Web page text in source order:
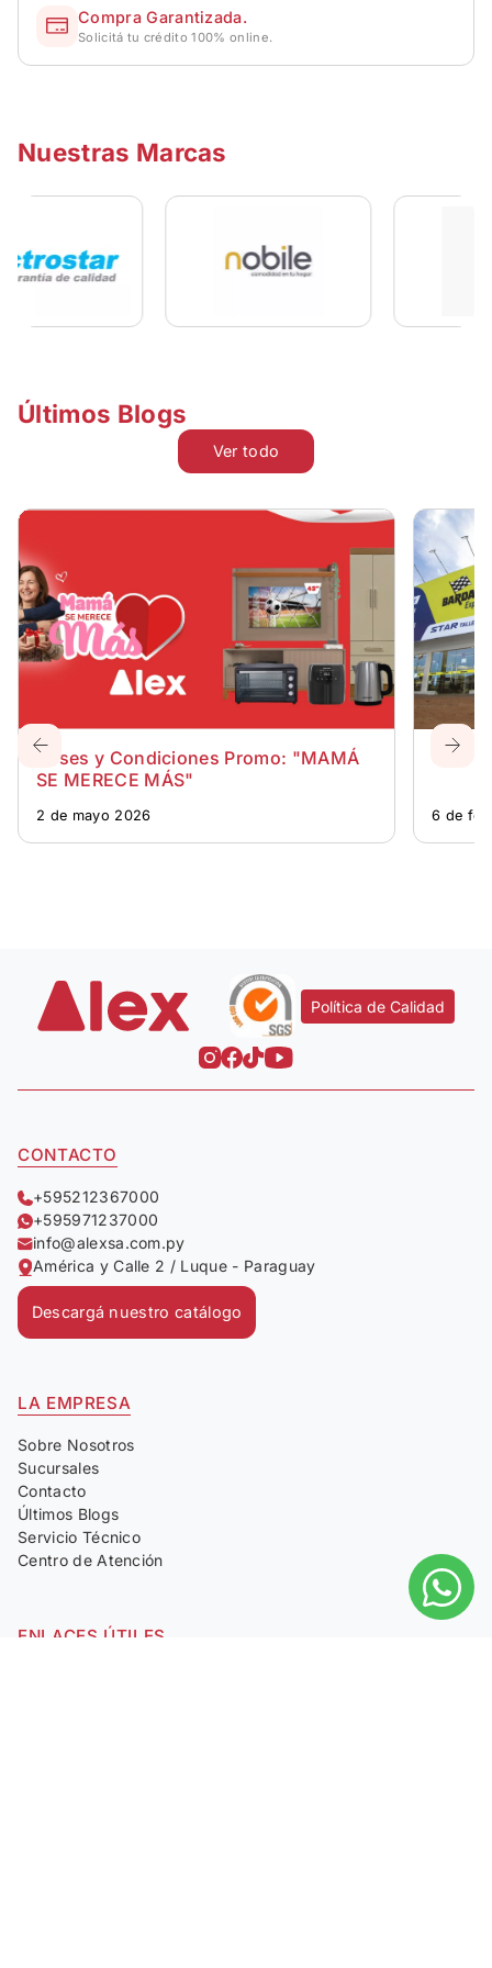
Compra Garantizada.
Solicitá tu crédito 100% online.
Nuestras Marcas
Últimos Blogs
Ver todo
Bases y Condiciones Promo: "MAMÁ
SE MERECE MÁS"
2 de mayo 2026 6 de
Política de Calidad
CONTACTO
+595212367000
+595971237000
info@alexsa.com.py
América y Calle 2 / Luque - Paraguay
Descargá nuestro catálogo
LA EMPRESA
Sobre Nosotros
Sucursales
Contacto
Últimos Blogs
Servicio Técnico
Centro de Atención
ENLACES ÚTILES